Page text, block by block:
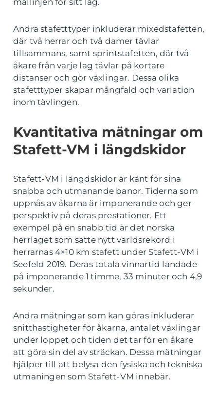
Andra stafetttyper inkluderar mixedstafetten,
där två herrar och två damer tävlar
tillsammans, samt sprintstafetten, där två
åkare från varje lag tävlar på kortare
distanser och gör växlingar. Dessa olika
stafetttyper skapar mångfald och variation
inom tävlingen.
Kvantitativa mätningar om
Stafett-VM i längdskidor
Stafett-VM i längdskidor är känt för sina
snabba och utmanande banor. Tiderna som
uppnås av åkarna är imponerande och ger
perspektiv på deras prestationer. Ett
exempel på en snabb tid är det norska
herrlaget som satte nytt världsrekord i
herrarnas 4×10 km stafett under Stafett-VM i
Seefeld 2019. Deras totala vinnartid landade
på imponerande 1 timme, 33 minuter och 4,9
sekunder.
Andra mätningar som kan göras inkluderar
snitthastigheter för åkarna, antalet växlingar
under loppet och tiden det tar för en åkare
att göra sin del av sträckan. Dessa mätningar
hjälper till att belysa den fysiska och tekniska
utmaningen som Stafett-VM innebär.